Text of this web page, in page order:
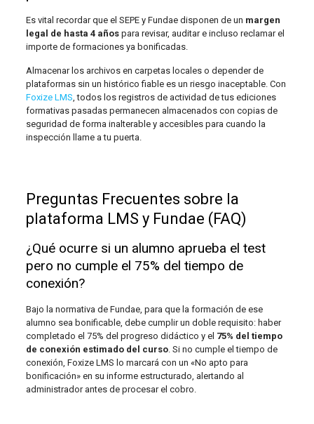
Es vital recordar que el SEPE y Fundae disponen de un margen
legal de hasta 4 añospara revisar, auditar e incluso reclamar el
importe de formaciones ya bonificadas.
Almacenar los archivos en carpetas locales o depender de
plataformas sin un histórico fiable es un riesgo inaceptable. Con
Foxize LMS, todos los registros de actividad de tus ediciones
formativas pasadas permanecen almacenados con copias de
seguridad de forma inalterable y accesibles para cuando la
inspección llame a tu puerta.
Preguntas Frecuentes sobre la
plataforma LMS y Fundae (FAQ)
¿Qué ocurre si un alumno aprueba el test
pero no cumple el 75% del tiempo de
conexión?
Bajo la normativa de Fundae, para que la formación de ese
alumno sea bonificable, debe cumplir un doble requisito: haber
completado el 75% del progreso didáctico y el 75% del tiempo
de conexión estimado del curso. Si no cumple el tiempo de
conexión, Foxize LMS lo marcará con un «No apto para
bonificación» en su informe estructurado, alertando al
administrador antes de procesar el cobro.